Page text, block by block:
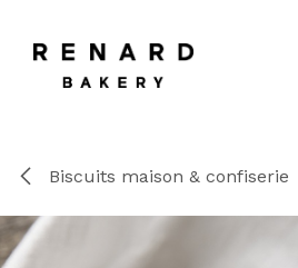
Biscuits maison & confiserie